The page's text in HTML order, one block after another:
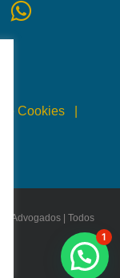
Cookies
Advogados | Todos
1